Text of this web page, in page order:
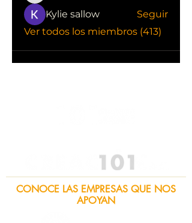
Kylie sallow
Seguir
Ver todos los miembros (413)
CONOCE LAS EMPRESAS QUE NOS
APOYAN